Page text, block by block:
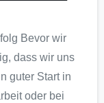
Bevor wir
dass wir uns
guter Start in
oder bei